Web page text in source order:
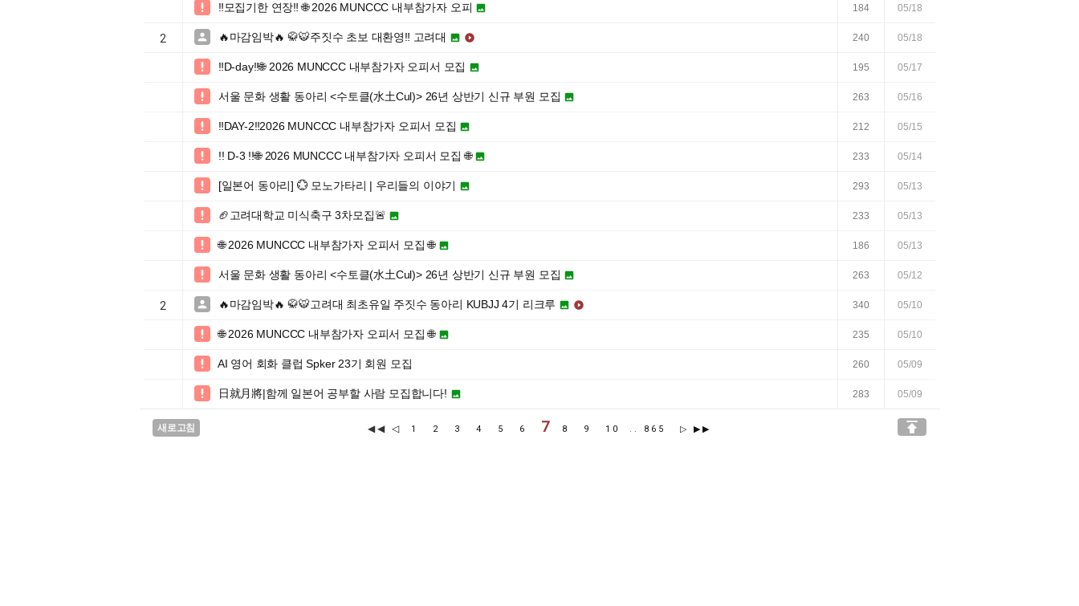
 ‼️모집기한 연장‼️ 🌐 2026 MUNCCC 내부참가자 오피  184 05/18
2  🔥마감임박🔥 🥋🐯주짓수 초보 대환영‼️ 고려대   240 05/18
 ‼️D-day‼️🌐 2026 MUNCCC 내부참가자 오피서 모집  195 05/17
 서울 문화 생활 동아리 <수토클(水土Cul)> 26년 상반기 신규 부원 모집  263 05/16
 ‼️DAY-2‼️2026 MUNCCC 내부참가자 오피서 모집  212 05/15
 !! D-3 !!🌐 2026 MUNCCC 내부참가자 오피서 모집 🌐  233 05/14
 [일본어 동아리] 💮 모노가타리 | 우리들의 이야기  293 05/13
 🏈고려대학교 미식축구 3차모집🚨  233 05/13
 🌐 2026 MUNCCC 내부참가자 오피서 모집 🌐  186 05/13
 서울 문화 생활 동아리 <수토클(水土Cul)> 26년 상반기 신규 부원 모집  263 05/12
2  🔥마감임박🔥 🥋🐯고려대 최초유일 주짓수 동아리 KUBJJ 4기 리크루   340 05/10
 🌐 2026 MUNCCC 내부참가자 오피서 모집 🌐  235 05/10
 AI 영어 회화 클럽 Spker 23기 회원 모집 260 05/09
 日就月將|함께 일본어 공부할 사람 모집합니다!  283 05/09
새로고침 ◀◀ ◁ 1 2 3 4 5 6 7 8 9 10 .. 865 ▷ ▶▶ 